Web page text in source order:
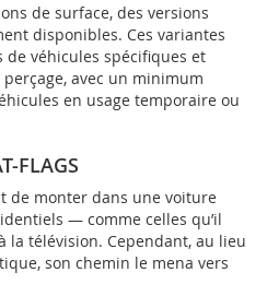
de surface, des versions
disponibles. Ces variantes
de véhicules spécifiques et
avec un minimum
en usage temporaire ou
FLAGS
de monter dans une voiture
— comme celles qu’il
la télévision. Cependant, au lieu
son chemin le mena vers